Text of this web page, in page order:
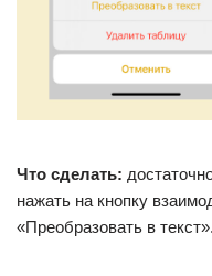
Что сделать:
нажать на кнопку
«Преобразовать в текст».